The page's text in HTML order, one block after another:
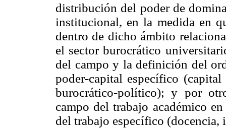
distribución del poder de
institucional, en la medida en
dentro de dicho ámbito
el sector burocrático
del campo y la definición del
poder-capital específico
burocrático-político); y por
campo del trabajo académico
del trabajo específico